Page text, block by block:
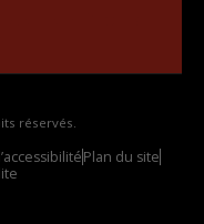
réservés.
Plan du site